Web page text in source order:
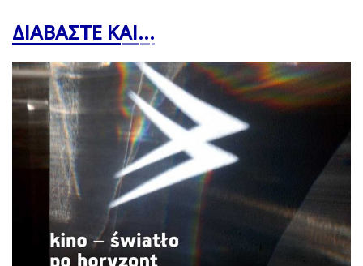
ΔΙΑΒΑΣΤΕ ΚΑΙ...